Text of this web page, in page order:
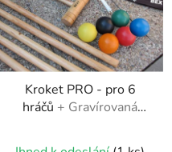
Kroket PRO - pro 6
hráčů + Gravírovaná